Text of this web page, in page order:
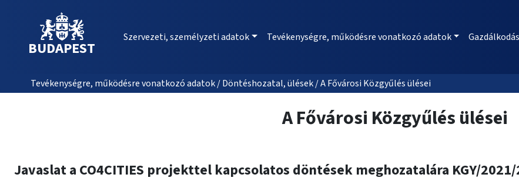
BUDAPEST
Szervezeti, személyzeti adatok Tevékenységre, működésre vonatkozó adatok
Tevékenységre, működésre vonatkozó adatok / Döntéshozatal, ülések / A Fővárosi Közgyűlés ülései
A Fővárosi Közgyűlés ülései
Javaslat a CO4CITIES projekttel kapcsolatos döntések meghozatalára KGY/